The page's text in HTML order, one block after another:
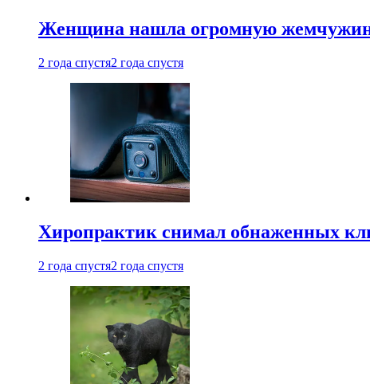
Женщина нашла огромную
2 года спустя2 года спустя
Хиропрактик снимал обнаженных
2 года спустя2 года спустя